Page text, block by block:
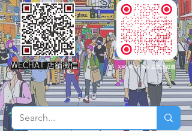
WECHAT 店鋪微信